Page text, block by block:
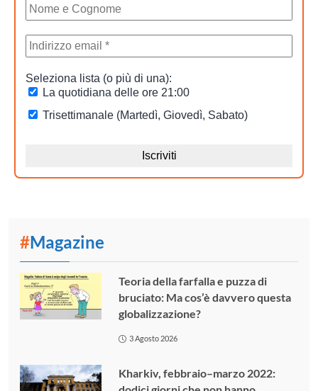
#Magazine
Teoria della farfalla e puzza di
bruciato: Ma cos’è davvero questa
globalizzazione?
3 Agosto 2026
Kharkiv, febbraio–marzo 2022: